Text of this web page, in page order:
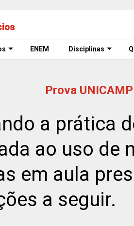
ENEM Disciplinas
Prova
a prática
ao uso de
em aula
a seguir.